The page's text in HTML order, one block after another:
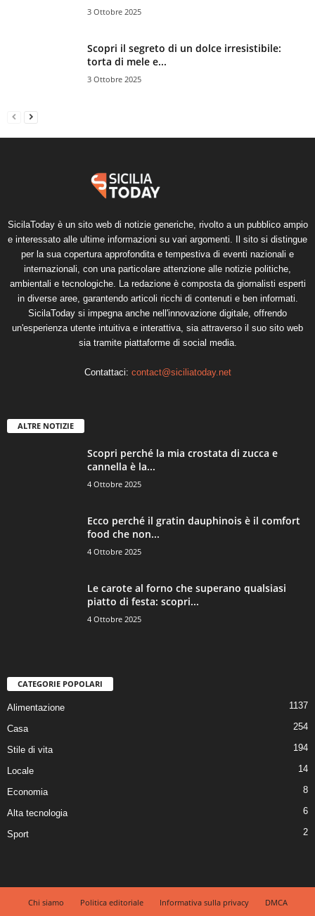
3 Ottobre 2025
Scopri il segreto di un dolce irresistibile:
torta di mele e...
3 Ottobre 2025
SicilaToday è un sito web di notizie generiche, rivolto a un pubblico ampio
e interessato alle ultime informazioni su vari argomenti. Il sito si distingue
per la sua copertura approfondita e tempestiva di eventi nazionali e
internazionali, con una particolare attenzione alle notizie politiche,
ambientali e tecnologiche. La redazione è composta da giornalisti esperti
in diverse aree, garantendo articoli ricchi di contenuti e ben informati.
SicilaToday si impegna anche nell'innovazione digitale, offrendo
un'esperienza utente intuitiva e interattiva, sia attraverso il suo sito web
sia tramite piattaforme di social media.
Contattaci: contact@siciliatoday.net
ALTRE NOTIZIE
Scopri perché la mia crostata di zucca e
cannella è la...
4 Ottobre 2025
Ecco perché il gratin dauphinois è il comfort
food che non...
4 Ottobre 2025
Le carote al forno che superano qualsiasi
piatto di festa: scopri...
4 Ottobre 2025
CATEGORIE POPOLARI
Alimentazione 1137
Casa 254
Stile di vita 194
Locale 14
Economia 8
Alta tecnologia 6
Sport 2
Chi siamo Politica editoriale Informativa sulla privacy
DMCA